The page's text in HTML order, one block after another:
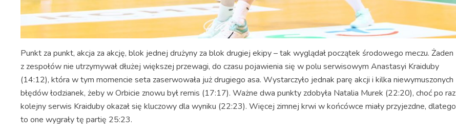
Punkt za punkt, akcja za akcję, blok jednej drużyny za blok drugiej ekipy – tak wyglądał początek środowego meczu. Żaden
z zespołów nie utrzymywał dłużej większej przewagi, do czasu pojawienia się w polu serwisowym Anastasyi Kraiduby
(14:12), która w tym momencie seta zaserwowała już drugiego asa. Wystarczyło jednak parę akcji i kilka niewymuszonych
błędów łodzianek, żeby w Orbicie znowu był remis (17:17). Ważne dwa punkty zdobyła Natalia Murek (22:20), choć po raz
kolejny serwis Kraiduby okazał się kluczowy dla wyniku (22:23). Więcej zimnej krwi w końcówce miały przyjezdne, dlatego
to one wygrały tę partię 25:23.